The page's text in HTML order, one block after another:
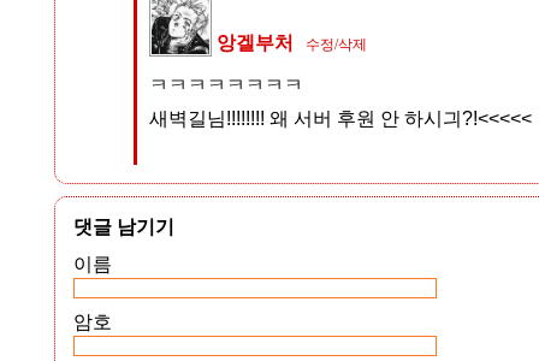
앙겔부처 수정/삭제
ㅋㅋㅋㅋㅋㅋㅋㅋ
새벽길님!!!!!!!! 왜 서버 후원 안 하시긔?!<<<<<
댓글 남기기
이름
암호